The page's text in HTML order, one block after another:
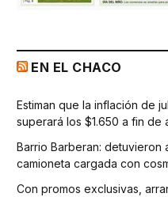
EN EL CHACO
Estiman que la inflación de
superará los $1.650 a fin de
Barrio Barberan: detuvieron
camioneta cargada con
Con promos exclusivas,